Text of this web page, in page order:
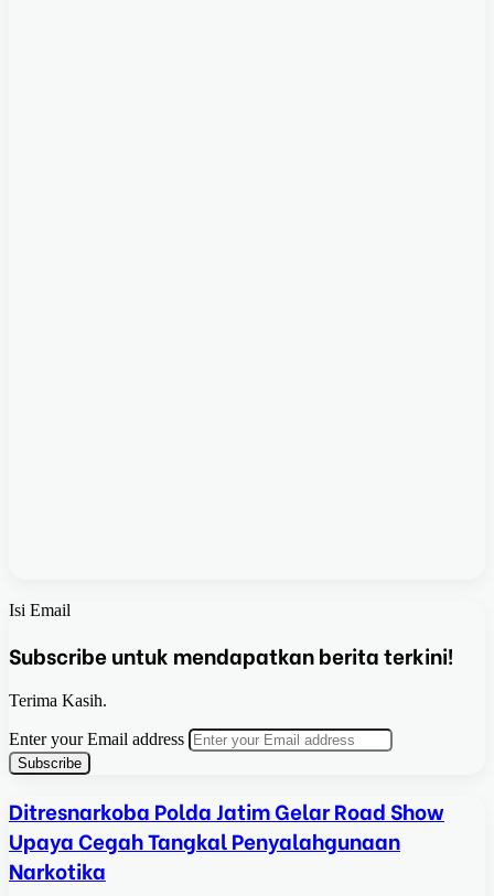
Isi Email
Subscribe untuk mendapatkan berita terkini!
Terima Kasih.
Enter your Email address
Ditresnarkoba Polda Jatim Gelar Road Show
Upaya Cegah Tangkal Penyalahgunaan
Narkotika